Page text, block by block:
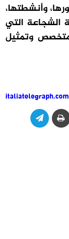
وأنشطتها،
الشجاعة التي
وتمثيل
italiatelegraph.com